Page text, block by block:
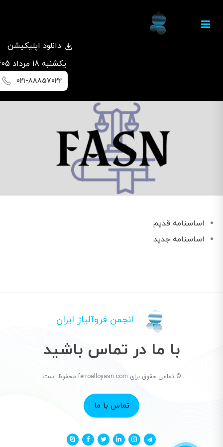
دانلود اپلیکیشن
يكشنبه 18 مرداد 1405
021-88857022
اساسنامه قدیم
اساسنامه جدید
انجمن فروآلیاژ ایران
با ما در تماس باشید
© تمامی حقوق برای ferroalloyasn.com محفوظ است.
تماس با ما